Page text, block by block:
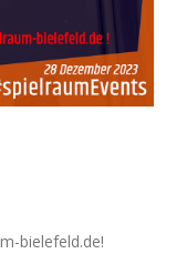
bielefeld.de!